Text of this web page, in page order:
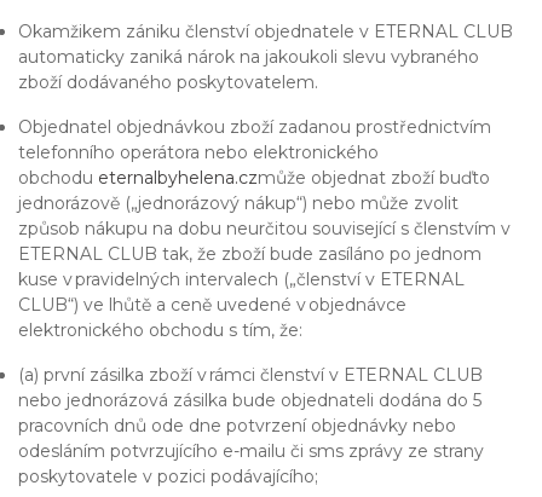
Okamžikem zániku členství objednatele v ETERNAL CLUB
automaticky zaniká nárok na jakoukoli slevu vybraného
zboží dodávaného poskytovatelem.
Objednatel objednávkou zboží zadanou prostřednictvím
telefonního operátora nebo elektronického
obchodu eternalbyhelena.czmůže objednat zboží buďto
jednorázově („jednorázový nákup“) nebo může zvolit
způsob nákupu na dobu neurčitou související s členstvím v
ETERNAL CLUB tak, že zboží bude zasíláno po jednom
kuse v pravidelných intervalech („členství v ETERNAL
CLUB“) ve lhůtě a ceně uvedené v objednávce
elektronického obchodu s tím, že:
(a) první zásilka zboží v rámci členství v ETERNAL CLUB
nebo jednorázová zásilka bude objednateli dodána do 5
pracovních dnů ode dne potvrzení objednávky nebo
odesláním potvrzujícího e-mailu či sms zprávy ze strany
poskytovatele v pozici podávajícího;